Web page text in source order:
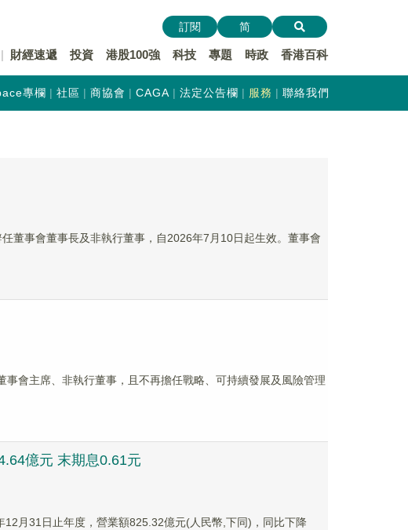
財經速遞 投資 港股100強 科技 專題 時政 香港百科
訂閱 简
專欄 社區 商協會 CAGA 法定公告欄 服務 聯絡我們
董事會董事長及非執行董事，自2026年7月10日起生效。董事會
會主席、非執行董事，且不再擔任戰略、可持續發展及風險管理
億元 末期息0.61元
月31日止年度，營業額825.32億元(人民幣,下同)，同比下降